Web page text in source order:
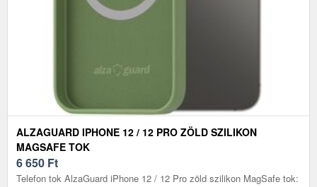
ALZAGUARD IPHONE 12 / 12 PRO ZÖLD SZILIKON
MAGSAFE TOK
6 650 Ft
Telefon tok AlzaGuard iPhone 12 / 12 Pro zöld szilikon MagSafe tok: